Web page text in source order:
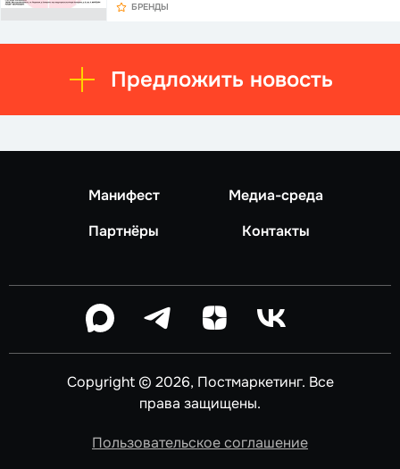
БРЕНДЫ
Предложить новость
Манифест
Медиа-среда
Партнёры
Контакты
Copyright © 2026, Постмаркетинг. Все
права защищены.
Пользовательское соглашение